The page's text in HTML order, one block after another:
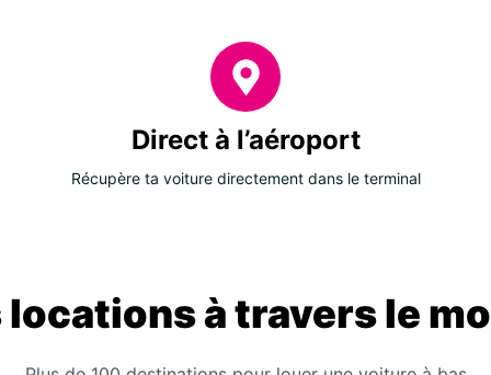
Direct à l’aéroport
Récupère ta voiture directement dans le terminal
locations à travers le